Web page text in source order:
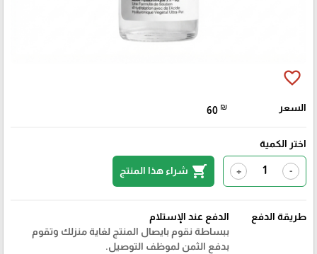
favorite_border
السعر 60 ₪
اختر الكمية
-
+
shopping_cart شراء هذا المنتج
طريقة الدفع
الدفع عند الإستلام
ببساطة نقوم بايصال المنتج لغاية منزلك وتقوم
بدفع الثمن لموظف التوصيل.